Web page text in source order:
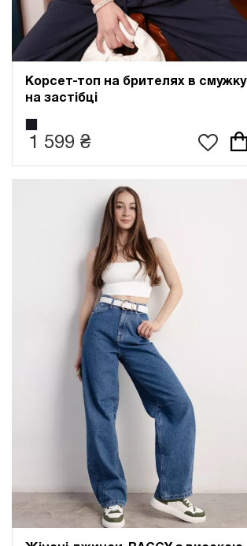
Корсет-топ на брителях в смужку
на застібці
1 599 ₴